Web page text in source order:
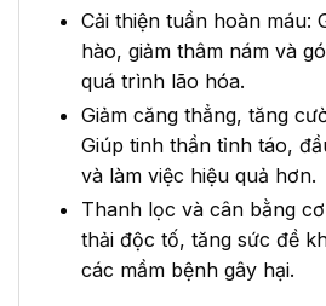
Cải thiện tuần hoàn máu:
hào, giảm thâm nám và
quá trình lão hóa.
Giảm căng thẳng, tăng
Giúp tinh thần tỉnh táo,
và làm việc hiệu quả hơn.
Thanh lọc và cân bằng
thải độc tố, tăng sức đề
các mầm bệnh gây hại.